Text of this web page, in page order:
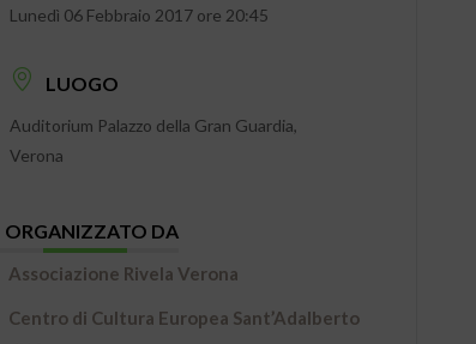
Lunedì 06 Febbraio 2017 ore 20:45
LUOGO
Auditorium Palazzo della Gran Guardia,
Verona
ORGANIZZATO DA
Associazione Rivela Verona
Centro di Cultura Europea Sant’Adalberto